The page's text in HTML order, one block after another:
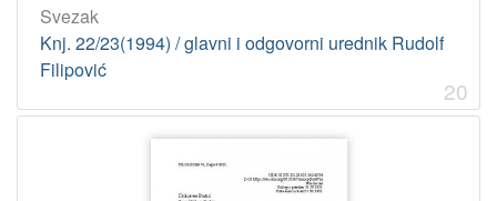
Svezak
Knj. 22/23(1994) / glavni i odgovorni urednik Rudolf
Filipović
20